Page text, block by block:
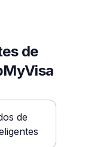
de
de